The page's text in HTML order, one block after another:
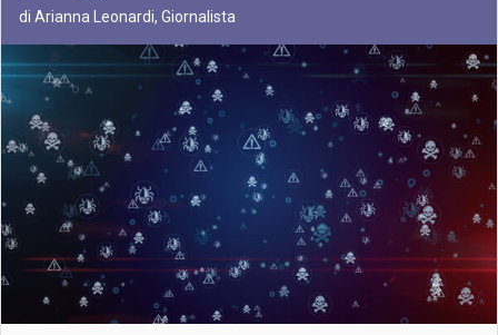
di Arianna Leonardi, Giornalista